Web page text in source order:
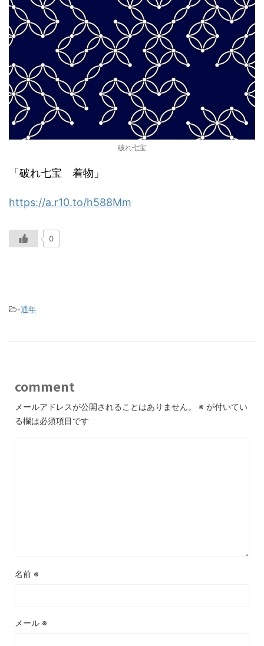
破れ七宝
「破れ七宝 着物」
https://a.r10.to/h588Mm
0
-通年
comment
メールアドレスが公開されることはありません。 ※ が付いてい
る欄は必須項目です
名前 ※
メール ※